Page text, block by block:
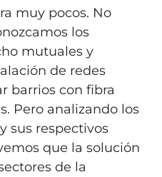
muy pocos. No
los
mutuales y
de redes
barrios con fibra
Pero analizando los
sus respectivos
que la solución
de la